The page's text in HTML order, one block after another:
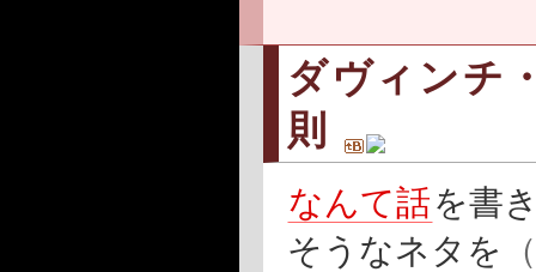
ダヴィンチ
則
なんて話を書
そうなネタを